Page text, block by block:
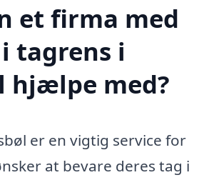
et firma med
tagrens i
hjælpe med?
er en vigtig service for
at bevare deres tag i